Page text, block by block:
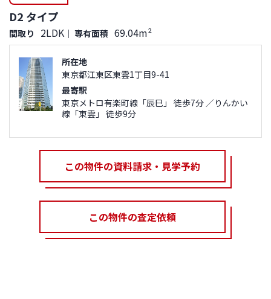
D2 タイプ
間取り 2LDK ｜ 専有面積 69.04m²
所在地
東京都江東区東雲1丁目9-41
最寄駅
東京メトロ有楽町線「辰巳」 徒歩7分 ／りんかい
線「東雲」 徒歩9分
この物件の資料請求・見学予約
この物件の査定依頼